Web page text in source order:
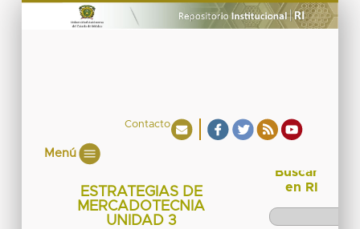
Contacto
Menú
ESTRATEGIAS DE
MERCADOTECNIA
UNIDAD 3
Buscar
en RI